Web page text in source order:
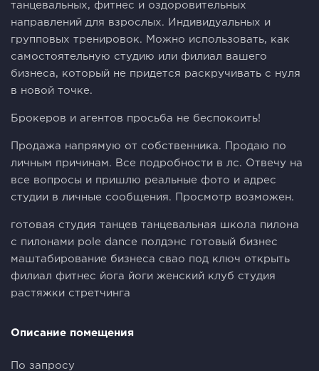
танцевальных, фитнес и оздоровительных
направлений для взрослых. Индивидуальных и
групповых тренировок. Можно использовать, как
самостоятельную студию или филиал вашего
бизнеса, который не придется раскручивать с нуля
в новой точке.
Брокеров и агентов просьба не беспокоить!
Продажа напрямую от собственника. Продаю по
личным причинам. Все подробности в лс. Отвечу на
все вопросы и пришлю реальные фото и адрес
студии в личные сообщения. Просмотр возможен.
готовая студия танцев танцевальная школа пилона
с пилонами pole dance полдэнс готовый бизнес
маштабирование бизнеса свао под ключ открыть
филиал фитнес йога йоги женский клуб студия
растяжки стретчинга
Описание помещения
По запросу